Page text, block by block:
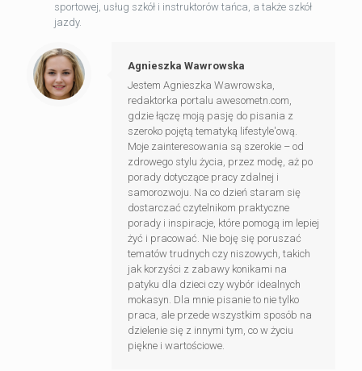
sportowej, usług szkół i instruktorów tańca, a także szkół
jazdy.
Agnieszka Wawrowska
Jestem Agnieszka Wawrowska,
redaktorka portalu awesometn.com,
gdzie łączę moją pasję do pisania z
szeroko pojętą tematyką lifestyle'ową.
Moje zainteresowania są szerokie – od
zdrowego stylu życia, przez modę, aż po
porady dotyczące pracy zdalnej i
samorozwoju. Na co dzień staram się
dostarczać czytelnikom praktyczne
porady i inspiracje, które pomogą im lepiej
żyć i pracować. Nie boję się poruszać
tematów trudnych czy niszowych, takich
jak korzyści z zabawy konikami na
patyku dla dzieci czy wybór idealnych
mokasyn. Dla mnie pisanie to nie tylko
praca, ale przede wszystkim sposób na
dzielenie się z innymi tym, co w życiu
piękne i wartościowe.